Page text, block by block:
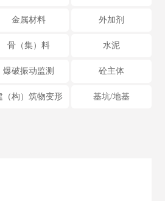
金属材料 外加剂
骨（集）料 水泥
爆破振动监测 砼主体
（构）筑物变形 基坑/地基